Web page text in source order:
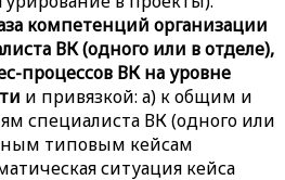
компетенций организации
ВК (одного или в отделе),
процессов ВК на уровне
и привязкой: а) к общим и
специалиста ВК (одного или
типовым кейсам
ситуация кейса